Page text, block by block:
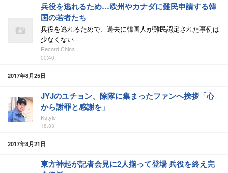
兵役を逃れるため…欧州やカナダに難民申請する韓
国の若者たち
兵役を逃れるためで、過去に韓国人が難民認定された事例は
少なくない
Record China
00:40
2017年8月25日
JYJのユチョン、除隊に集まったファンへ挨拶「心
から謝罪と感謝を」
Kstyle
18:33
2017年8月21日
東方神起が記者会見に2人揃って登場 兵役を終え完